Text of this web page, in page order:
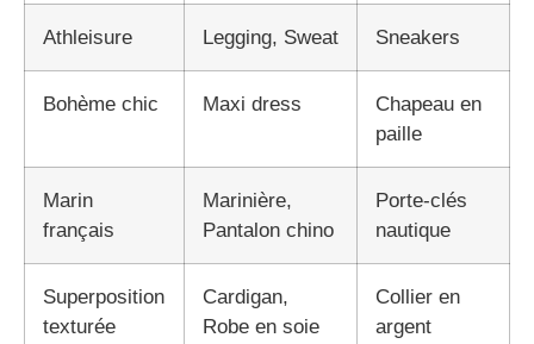
Athleisure Legging, Sweat Sneakers
Bohème chic Maxi dress
Chapeau en
paille
Marin
français
Marinière,
Pantalon chino
Porte-clés
nautique
Superposition
texturée
Cardigan,
Robe en soie
Collier en
argent